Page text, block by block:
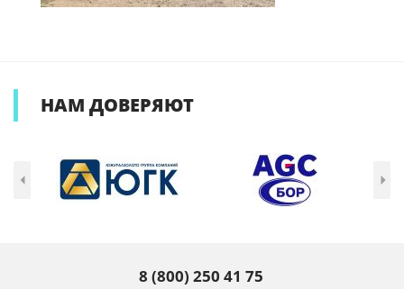
НАМ ДОВЕРЯЮТ
8 (800) 250 41 75